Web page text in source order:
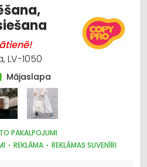
LV-1050
Mājaslapa
PAKALPOJUMI
REKLĀMA
REKLĀMAS SUVENĪRI